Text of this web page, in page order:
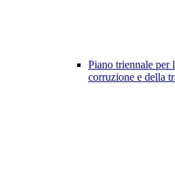
Piano triennale per
corruzione e della